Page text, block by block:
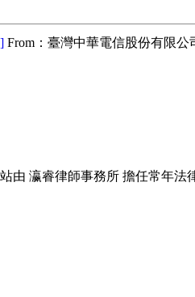
From：臺灣中華電信股份有限公
由 瀛睿律師事務所 擔任常年法